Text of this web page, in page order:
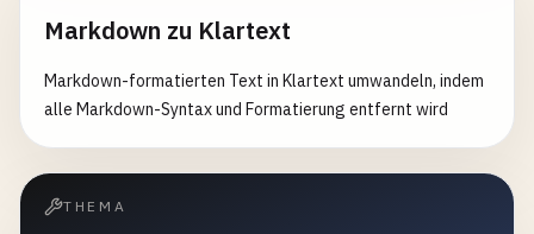
Markdown zu Klartext
Markdown-formatierten Text in Klartext umwandeln, indem
alle Markdown-Syntax und Formatierung entfernt wird
THEMA